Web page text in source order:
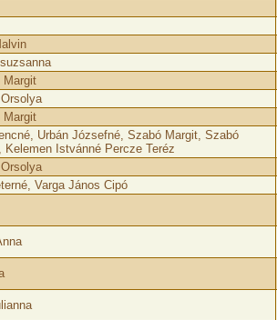
Margit
Margit
Urbán Józsefné, Szabó Margit, Szabó
Kelemen Istvánné Percze Teréz
Varga János Cipó